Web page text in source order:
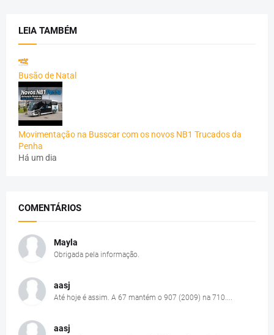
LEIA TAMBÉM
Busão de Natal
Movimentação na Busscar com os novos NB1 Trucados da
Penha
Há um dia
COMENTÁRIOS
Mayla
Obrigada pela informação.
aasj
Até hoje é assim. A 67 mantém o 907 (2009) na 710....
aasj